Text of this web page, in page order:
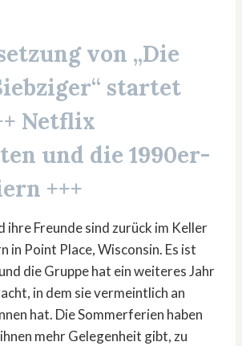
von „Die
startet
Netflix
und die 1990er-
+++
ihre Freunde sind zurück im Keller
in Point Place, Wisconsin. Es ist
die Gruppe hat ein weiteres Jahr
in dem sie vermeintlich an
hat. Die Sommerferien haben
mehr Gelegenheit gibt, zu